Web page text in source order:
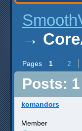
→
Pages 1 2
Posts:
komandors
Member